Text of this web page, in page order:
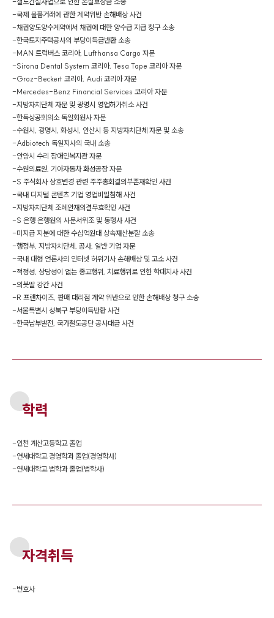
-국제 물품거래에 관한 계약위반 손해배상 사건
-채권양도양수계약에서 채권에 대한 양수급 지급 청구 소송
-한국토지주택공사의 부당이득금반환 소송
-MAN 트럭버스 코리아, Lufthansa Cargo 자문
-Sirona Dental System 코리아, Tesa Tape 코리아 자문
-Groz-Beckert 코리아, Audi 코리아 자문
-Mercedes-Benz Financial Services 코리아 자문
-지방자치단체 자문 및 광명시 영업허가취소 사건
-한독상공회의소 독일회원사 자문
-수원시, 광명시, 화성시, 안산시 등 지방자치단체 자문 및 소송
-Adbiotech 독일지사의 국내 소송
-안양시 수리 장애인복지관 자문
-수원의료원, 기아자동차 화성공장 자문
-S 주식회사 상호변경 관련 주주총회결의부존재확인 사건
-국내 디지털 콘텐츠 기업 영업비밀침해 사건
-지방자치단체 조례안재의결무효확인 사건
-S 은행 은행원의 사문서위조 및 동행사 사건
-미지급 지분에 대한 수십억원대 상속재산분할 소송
-행정부, 지방자치단체, 공사, 일반 기업 자문
-국내 대형 언론사의 인터넷 허위기사 손해배상 및 고소 사건
-적정성, 상당성이 없는 종교행위, 치료행위로 인한 학대치사 사건
-의붓딸 강간 사건
-R 프랜차이즈, 판매 대리점 계약 위반으로 인한 손해배상 청구 소송
-서울특별시 성북구 부당이득반환 사건
-한국남부발전, 국가철도공단 공사대금 사건
학력
-인천 계산고등학교 졸업
-연세대학교 경영학과 졸업(경영학사)
-연세대학교 법학과 졸업(법학사)
자격취득
-변호사